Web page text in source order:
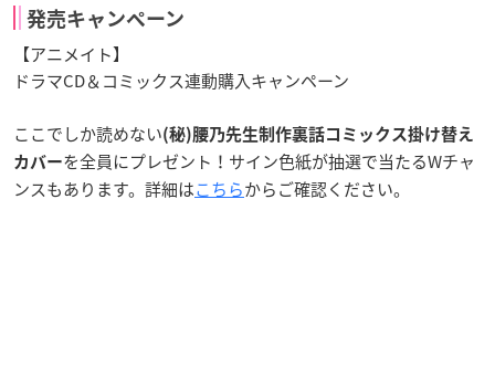
発売キャンペーン
【アニメイト】
ドラマCD＆コミックス連動購入キャンペーン
ここでしか読めない(秘)腰乃先生制作裏話コミックス掛け替え
カバーを全員にプレゼント！サイン色紙が抽選で当たるWチャ
ンスもあります。詳細はこちらからご確認ください。